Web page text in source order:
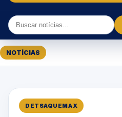
NOTÍCIAS
DETSAQUEMAX